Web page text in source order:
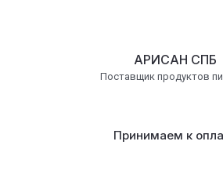
АРИСАН СПБ
Поставщик продуктов
Принимаем к